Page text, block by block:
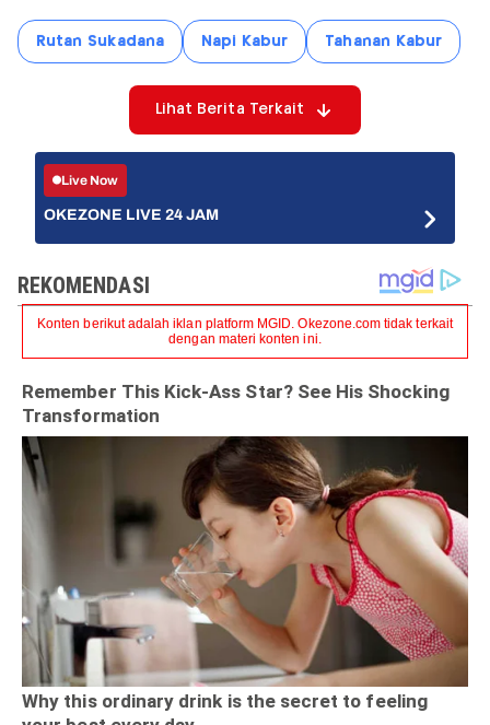
Rutan Sukadana Napi Kabur Tahanan Kabur
Lihat Berita Terkait
Live Now
OKEZONE LIVE 24 JAM